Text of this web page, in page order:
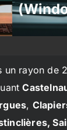
un rayon de
,